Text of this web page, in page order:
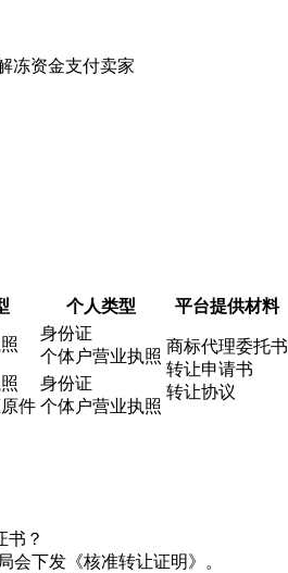
冻资金支付卖家
个人类型 平台提供材料
身份证
个体户营业执照
商标代理委托书
转让申请书
转让协议
件
身份证
个体户营业执照
书？
会下发《核准转让证明》。